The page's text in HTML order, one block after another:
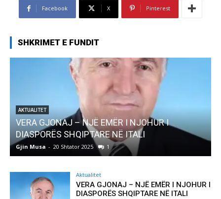
Facebook X Pinterest
SHKRIMET E FUNDIT
NJOHUR I
AKTUALITET
Pregaditi Gjin Musa-Rome-
Gjin Musa - 8 Shtator 2025
Aktualitet
VERA GJONAJ – NJË EMËR I NJOHUR I
DIASPORËS SHQIPTARE NË ITALI